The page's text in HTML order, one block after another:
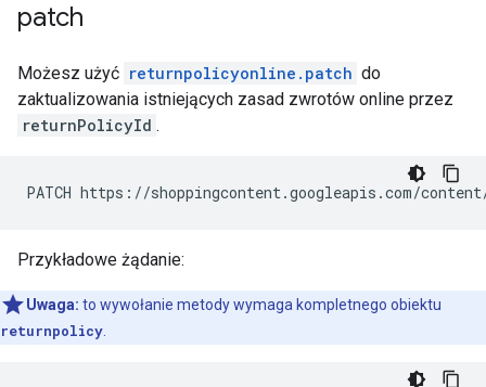
patch
Możesz użyć returnpolicyonline.patch do
zaktualizowania istniejących zasad zwrotów online przez
returnPolicyId .
PATCH https://shoppingcontent.googleapis.com/
Przykładowe żądanie:
Uwaga: to wywołanie metody wymaga kompletnego obiektu
returnpolicy